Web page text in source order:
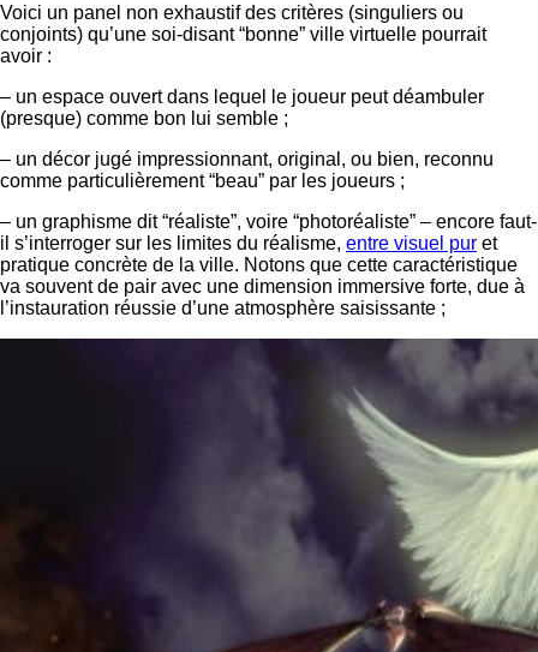
Voici un panel non exhaustif des critères (singuliers ou
conjoints) qu’une soi-disant “bonne” ville virtuelle pourrait
avoir :
– un espace ouvert dans lequel le joueur peut déambuler
(presque) comme bon lui semble ;
– un décor jugé impressionnant, original, ou bien, reconnu
comme particulièrement “beau” par les joueurs ;
– un graphisme dit “réaliste”, voire “photoréaliste” – encore faut-
il s’interroger sur les limites du réalisme, entre visuel pur et
pratique concrète de la ville. Notons que cette caractéristique
va souvent de pair avec une dimension immersive forte, due à
l’instauration réussie d’une atmosphère saisissante ;